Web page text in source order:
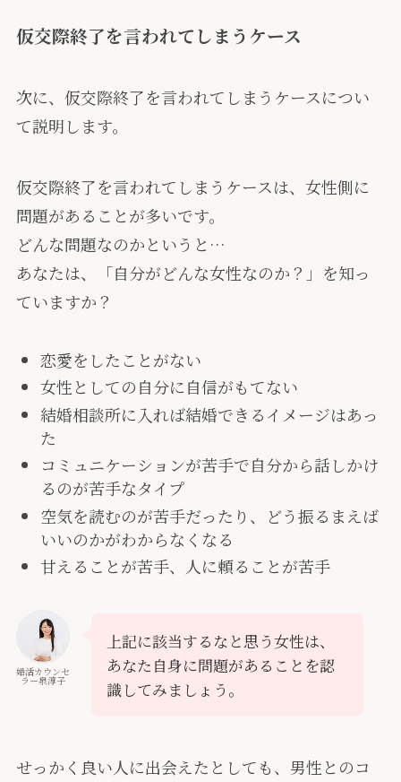
仮交際終了を言われてしまうケース
次に、仮交際終了を言われてしまうケースについ
て説明します。
仮交際終了を言われてしまうケースは、女性側に
問題があることが多いです。
どんな問題なのかというと…
あなたは、「自分がどんな女性なのか？」を知っ
ていますか？
恋愛をしたことがない
女性としての自分に自信がもてない
結婚相談所に入れば結婚できるイメージはあっ
た
コミュニケーションが苦手で自分から話しかけ
るのが苦手なタイプ
空気を読むのが苦手だったり、どう振るまえば
いいのかがわからなくなる
甘えることが苦手、人に頼ることが苦手
婚活カウンセ
ラー泉淳子
上記に該当するなと思う女性は、
あなた自身に問題があることを認
識してみましょう。
せっかく良い人に出会えたとしても、男性とのコ